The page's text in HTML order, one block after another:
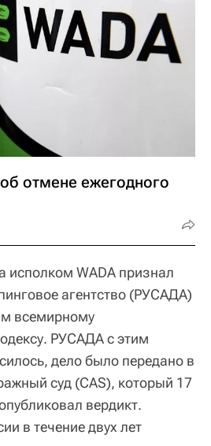
отмене ежегодного
исполком WADA признал
агентство (РУСАДА)
всемирному
РУСАДА с этим
дело было передано в
суд (CAS), который 17
вердикт.
в течение двух лет